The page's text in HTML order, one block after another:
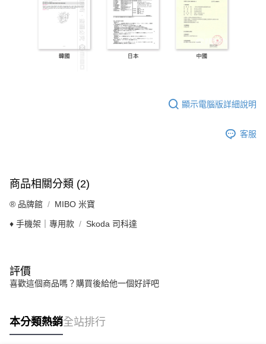
顯示電腦版詳細說明
客服
商品相關分類 (2)
®️ 品牌館 MIBO 米寶
♦️ 手機架｜專用款 Skoda 司科達
評價
喜歡這個商品嗎？購買後給他一個好評吧
本分類熱銷全站排行